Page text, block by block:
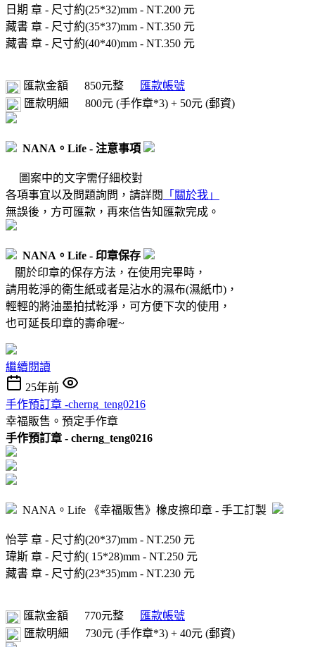
日期 章 - 尺寸約(25*32)mm - NT.200 元
藏書 章 - 尺寸約(35*37)mm - NT.350 元
藏書 章 - 尺寸約(40*40)mm - NT.350 元
匯款金額 850元整
匯款帳號
匯款明細
800元 (手作章*3) + 50元 (郵資)
NANA。Life - 注意事項
圖案中的文字需仔細校對
各項事宜以及問題詢問，請詳閱
「關於我」
無誤後，方可匯款，再來信告知匯款完成。
NANA。Life - 印章保存
關於印章的保存方法，在使用完畢時，
請用乾淨的衛生紙或者是沾水的濕布(濕紙巾)，
輕輕的將油墨拍拭乾淨，可方便下次的使用，
也可延長印章的壽命喔~
繼續閱讀
25年前
手作預訂章 -cherng_teng0216
幸福販售。預定手作章
手作預訂章 - cherng_teng0216
NANA。Life 《幸福販售》橡皮擦印章 - 手工訂製
怡葶 章 - 尺寸約(20*37)mm - NT.250 元
瑋斯 章 - 尺寸約( 15*28)mm - NT.250 元
藏書 章 - 尺寸約(23*35)mm - NT.230 元
匯款金額 770元整
匯款帳號
匯款明細
730元 (手作章*3) + 40元 (郵資)